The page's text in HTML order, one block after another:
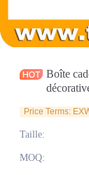
Boîte
Price Terms:
Taille:
MOQ: